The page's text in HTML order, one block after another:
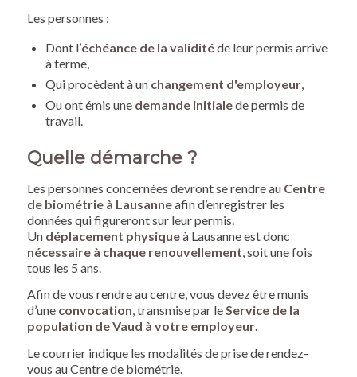
Les personnes :
Dont l’échéance de la validitéde leur permis arrive
à terme,
Qui procèdent à un changement d'employeur,
Ou ont émis une demande initialede permis de
travail.
Quelle démarche ?
Les personnes concernées devront se rendre au Centre
de biométrie à Lausanneafin d’enregistrer les
données qui figureront sur leur permis.
Un déplacement physiqueà Lausanne est donc
nécessaire à chaque renouvellement , soit une fois
tous les 5 ans.
Afin de vous rendre au centre, vous devez être munis
d’uneconvocation, transmise par leService de la
population de Vaud à votre employeur.
Le courrier indique les modalités de prise de rendez-
vous au Centre de biométrie.